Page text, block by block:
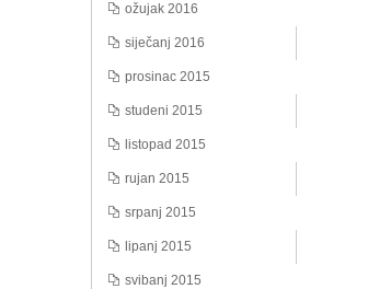
ožujak 2016
siječanj 2016
prosinac 2015
studeni 2015
listopad 2015
rujan 2015
srpanj 2015
lipanj 2015
svibanj 2015